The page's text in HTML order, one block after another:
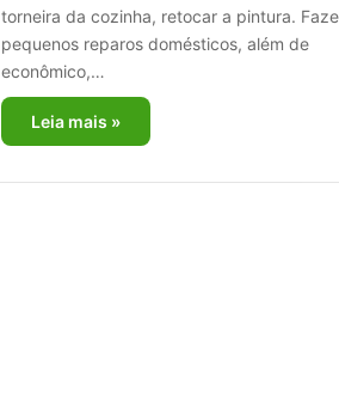
torneira da cozinha, retocar a pintura.
pequenos reparos domésticos, além de
econômico,…
Leia mais »